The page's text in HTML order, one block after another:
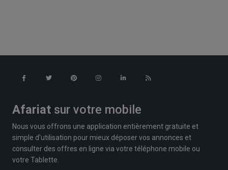
Afariat sur votre mobile
Nous vous offrons une application entièrement gratuite et
simple d'utilisation pour mieux déposer vos annonces et
consulter des offres en ligne via votre téléphone mobile ou
votre Tablette.